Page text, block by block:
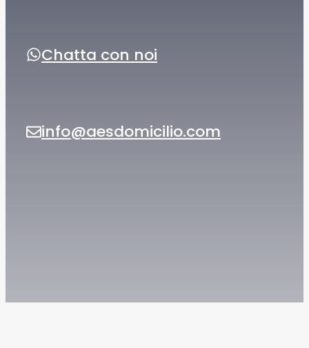
Chatta con noi
info@aesdomicilio.com